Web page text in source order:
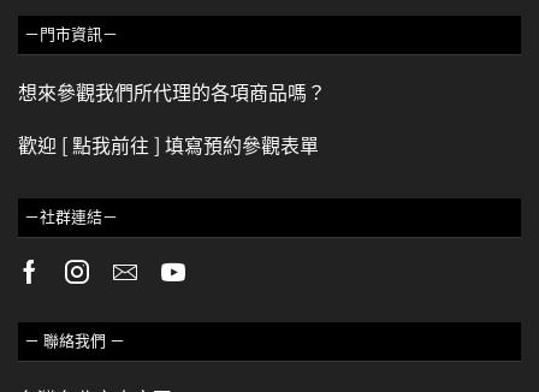
－門市資訊－
想來參觀我們所代理的各項商品嗎？
歡迎 [ 點我前往 ] 填寫預約參觀表單
－社群連結－
－ 聯絡我們 －